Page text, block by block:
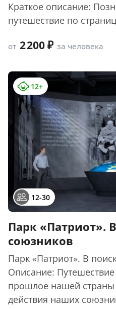
Краткое описание:
путешествие по
от 2 200 за человека
12+
12-30
Парк «Патриот».
союзников
Парк «Патриот». В
Описание:
прошлое нашей страны
действия наших